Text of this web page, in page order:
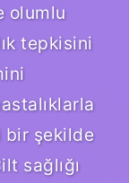
olumlu
tepkisini
bir şekilde
sağlığı